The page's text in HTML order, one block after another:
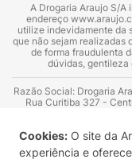
Cookies: O site da
experiência e
A Drogaria Araujo S/A
endereço
utilize indevidamente da
que não sejam realizadas
de forma fraudulenta
dúvidas,
Razão Social: Drogaria
Rua Curitiba 327 -
Azevedo Guimarães –
Consultor substituto: